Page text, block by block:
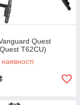
Quest
T62CU)